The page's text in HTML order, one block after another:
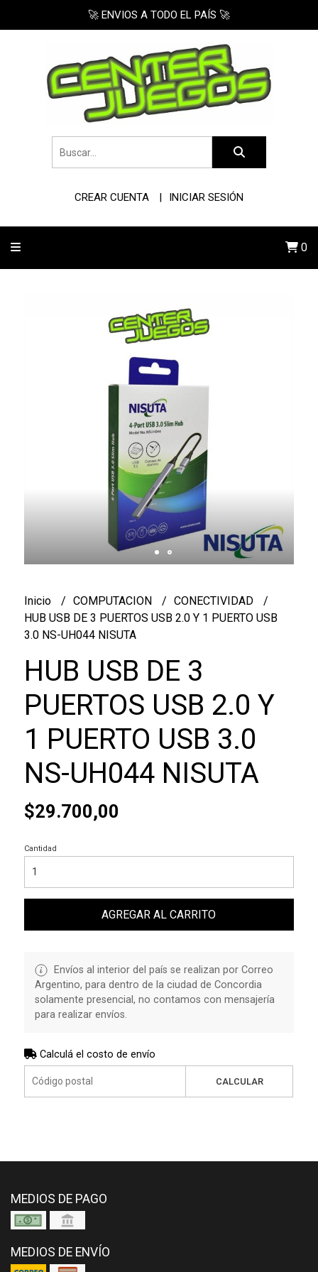
🚀 ENVIOS A TODO EL PAÍS 🚀
CREAR CUENTA INICIAR SESIÓN
0
Inicio COMPUTACION
CONECTIVIDAD
HUB USB DE 3 PUERTOS USB 2.0 Y 1 PUERTO USB
3.0 NS-UH044 NISUTA
HUB USB DE 3
PUERTOS USB 2.0 Y
1 PUERTO USB 3.0
NS-UH044 NISUTA
$29.700,00
Cantidad
AGREGAR AL CARRITO
Envíos al interior del país se realizan por Correo
Argentino, para dentro de la ciudad de Concordia
solamente presencial, no contamos con mensajería
para realizar envíos.
Calculá el costo de envío
CALCULAR
MEDIOS DE PAGO
MEDIOS DE ENVÍO